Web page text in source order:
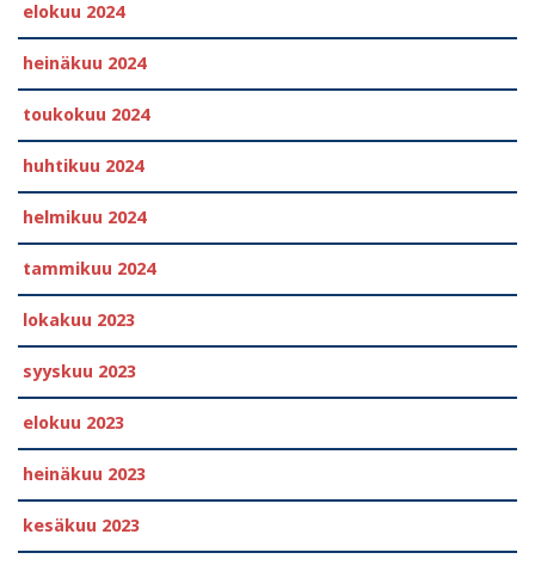
elokuu 2024
heinäkuu 2024
toukokuu 2024
huhtikuu 2024
helmikuu 2024
tammikuu 2024
lokakuu 2023
syyskuu 2023
elokuu 2023
heinäkuu 2023
kesäkuu 2023